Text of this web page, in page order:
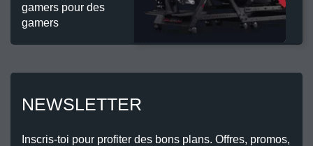
gamers pour des
gamers
NEWSLETTER
Inscris-toi pour profiter des bons plans. Offres, promos,